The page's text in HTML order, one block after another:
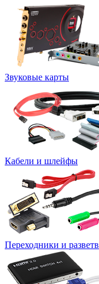
Звуковые карты
Кабели и шлейфы
Переходники и